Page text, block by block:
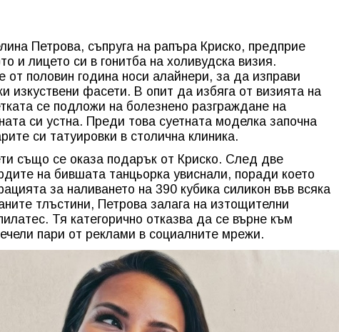
Петрова, съпруга на рапъра Криско, предприе
и лицето си в гонитба на холивудска визия.
от половин година носи алайнери, за да изправи
изкуствени фасети. В опит да избяга от визията на
се подложи на болезнено разграждане на
си устна. Преди това суетната моделка започна
си татуировки в столична клиника.
също се оказа подарък от Криско. След две
на бившата танцьорка увиснали, поради което
за наливането на 390 кубика силикон във всяка
тлъстини, Петрова залага на изтощителни
Тя категорично отказва да се върне към
пари от реклами в социалните мрежи.